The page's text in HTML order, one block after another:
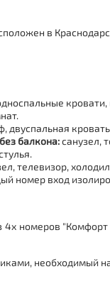
в
кровати,
двуспальная
балкона:санузел,
телевизор,
номер вход
номеров "Комфорт
необходимый